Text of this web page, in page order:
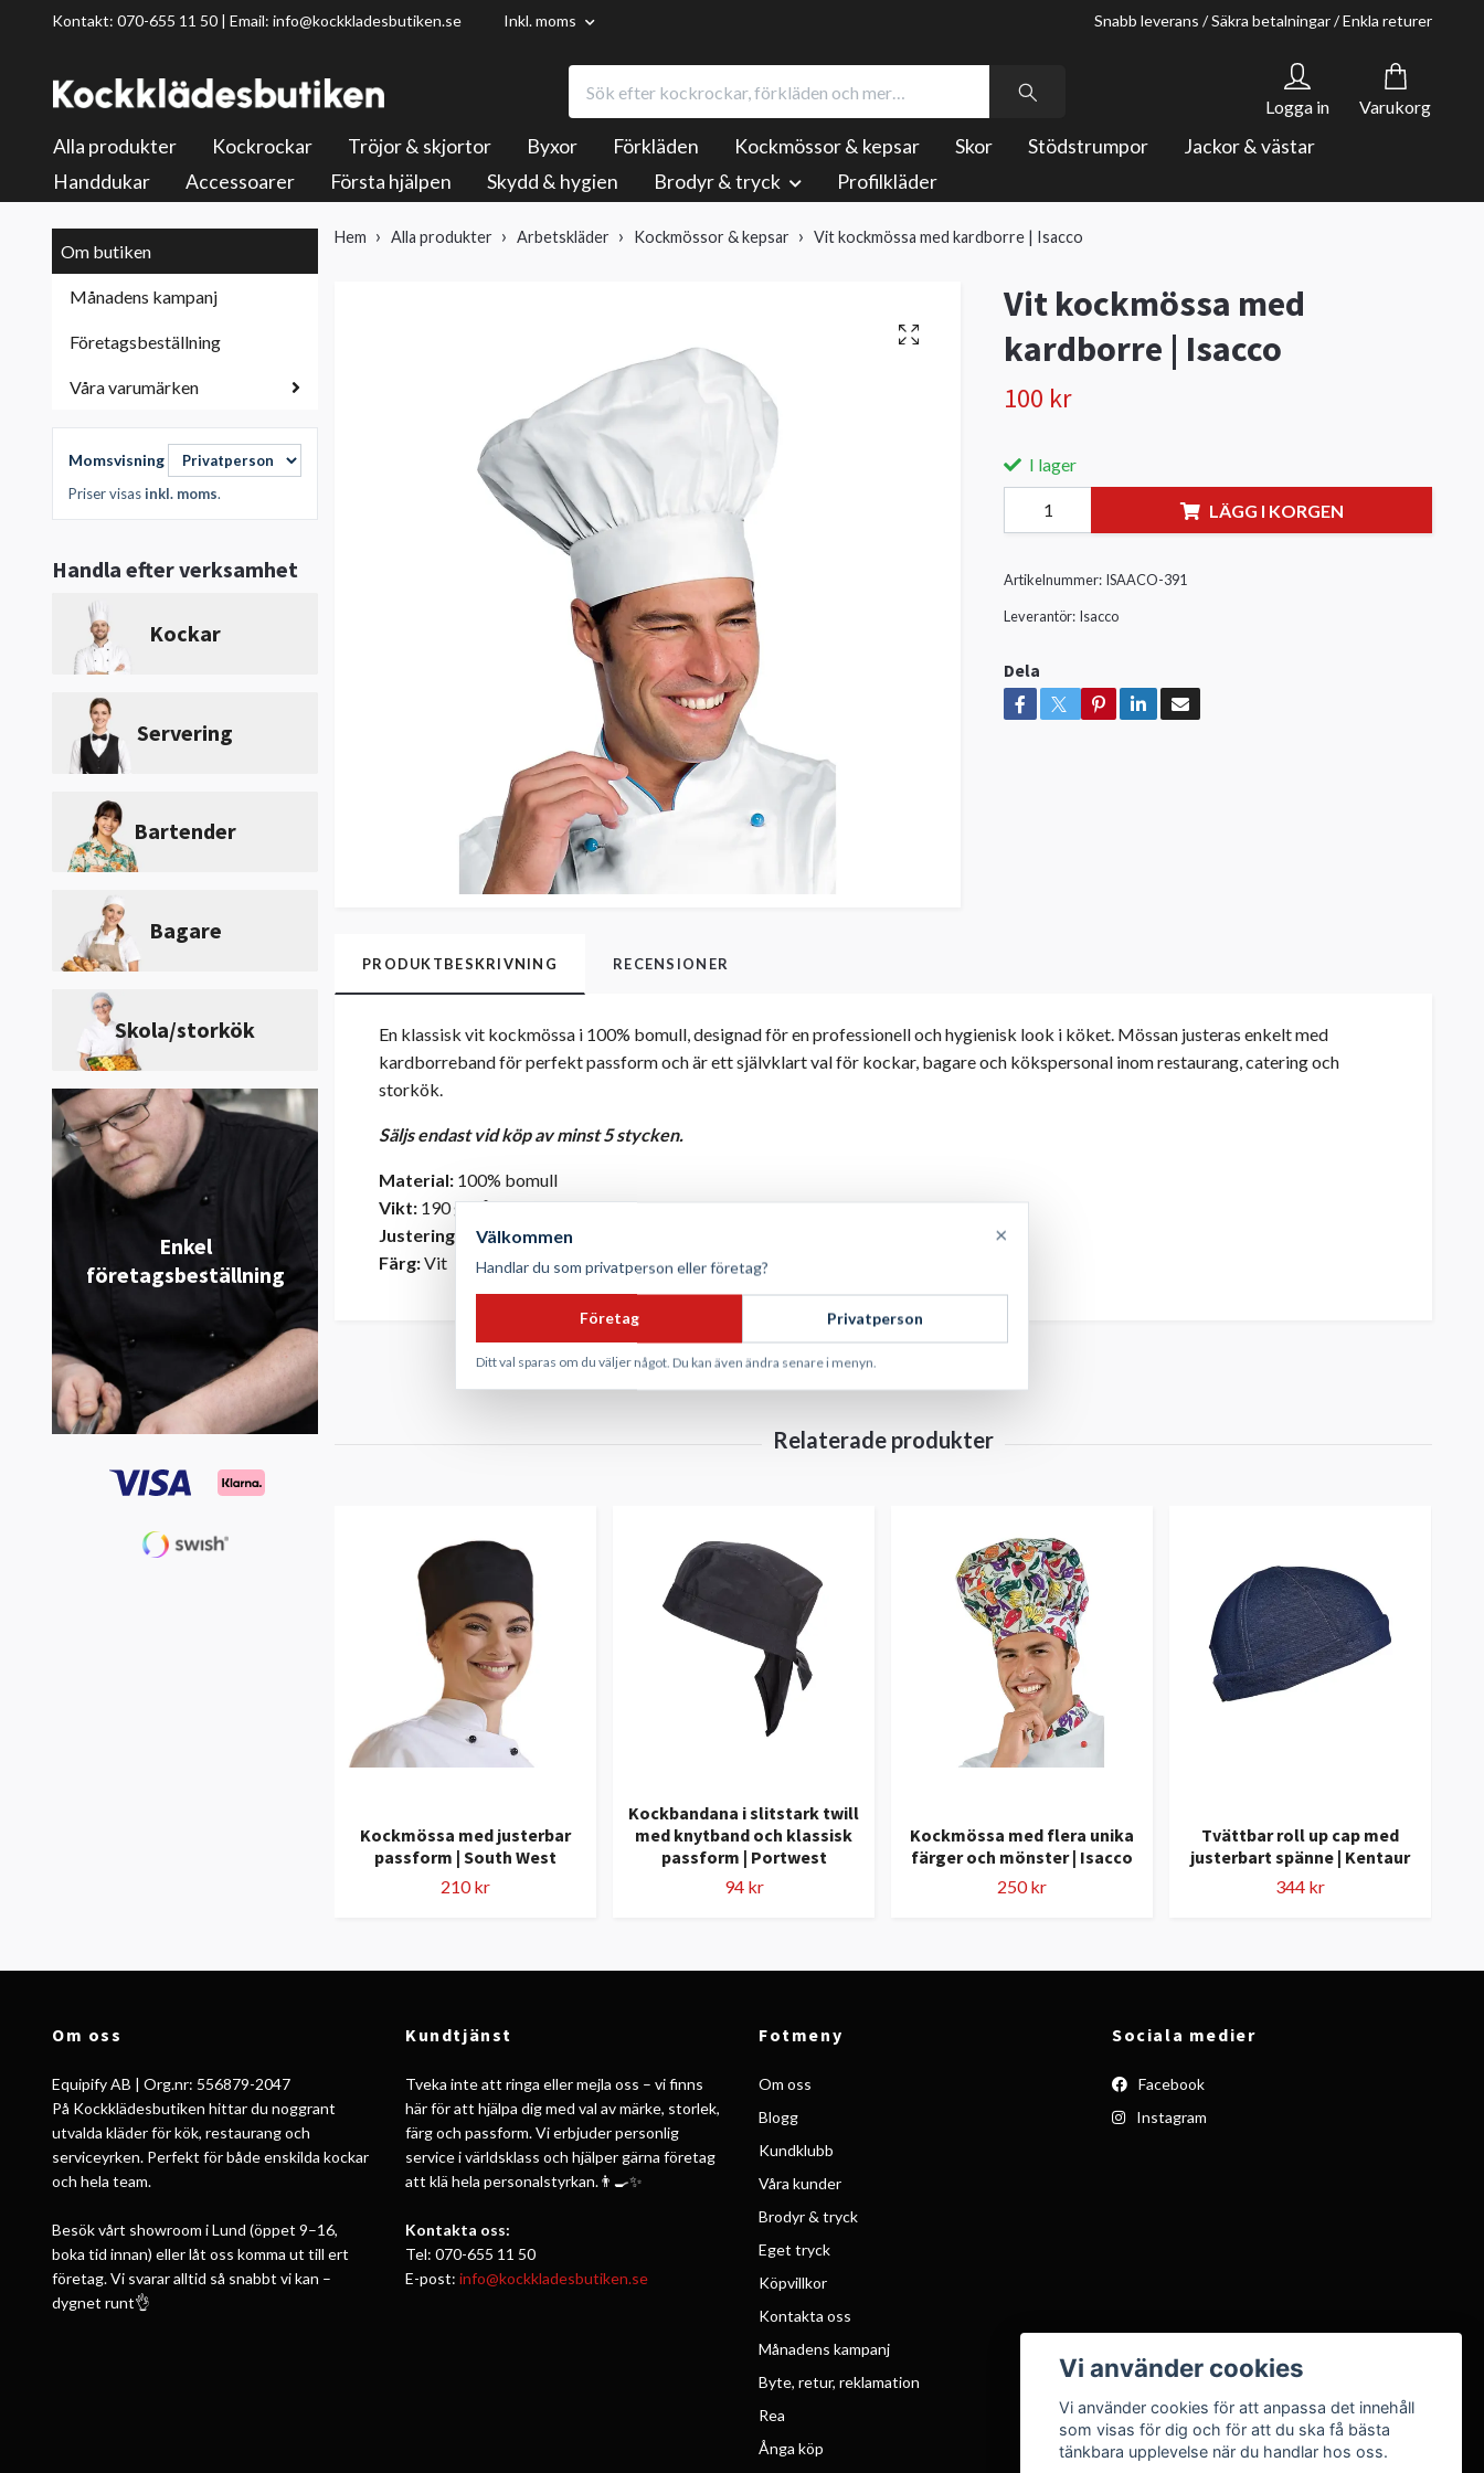
Kontakt: 070-655 11 50 | Email: info@kockkladesbutiken.se Inkl. moms Snabb leverans / Säkra betalningar / Enkla returer
Logga in Varukorg
Alla produkter Kockrockar Tröjor & skjortor Byxor Förkläden Kockmössor & kepsar Skor Stödstrumpor
Jackor & västar
Handdukar
Accessoarer Första hjälpen Skydd & hygien Brodyr & tryck Profilkläder
Om butiken
Månadens kampanj
Företagsbeställning
Våra varumärken
Momsvisning
Priser visasinkl. moms.
Handla efter verksamhet
Kockar
Servering
Bartender
Bagare
Skola/storkök
Enkel
företagsbeställning
Hem Alla produkter Arbetskläder Kockmössor & kepsar Vit kockmössa med kardborre | Isacco
Vit kockmössa med
kardborre | Isacco
100 kr
I lager
LÄGG I KORGEN
Artikelnummer: ISAACO-391
Leverantör: Isacco
Dela
PRODUKTBESKRIVNING RECENSIONER
En klassisk vit kockmössa i 100% bomull, designad för en professionell och hygienisk look i köket. Mössan justeras enkelt med
kardborreband för perfekt passform och är ett självklart val för kockar, bagare och kökspersonal inom restaurang, catering och
storkök.
Säljs endast vid köp av minst 5 stycken.
Material: 100% bomull
Vikt: 190 g/m²
Justering:
Kardborreband
Färg:Vit
Kockmössa med justerbar
passform | South West
210 kr
Kockbandana i slitstark twill
med knytband och klassisk
passform | Portwest
94 kr
Kockmössa med flera unika
färger och mönster | Isacco
250 kr
Tvättbar roll up cap med
justerbart spänne | Kentaur
344 kr
Om oss
Equipify AB | Org.nr: 556879-2047
På Kockklädesbutiken hittar du noggrant
utvalda kläder för kök, restaurang och
serviceyrken. Perfekt för både enskilda kockar
och hela team.
Besök vårt showroom i Lund (öppet 9–16,
boka tid innan) eller låt oss komma ut till ert
företag. Vi svarar alltid så snabbt vi kan –
dygnet runt👌
Kundtjänst
Tveka inte att ringa eller mejla oss – vi finns
här för att hjälpa dig med val av märke, storlek,
färg och passform. Vi erbjuder personlig
service i världsklass och hjälper gärna företag
att klä hela personalstyrkan.👨‍🍳✨
Kontakta oss:
Tel: 070-655 11 50
E-post: info@kockkladesbutiken.se
Fotmeny
Om oss
Blogg
Kundklubb
Våra kunder
Brodyr & tryck
Eget tryck
Köpvillkor
Kontakta oss
Månadens kampanj
Byte, retur, reklamation
Rea
Ånga köp
Sociala medier
Facebook
Instagram
Vi använder cookies
Vi använder cookies för att anpassa det innehåll
som visas för dig och för att du ska få bästa
tänkbara upplevelse när du handlar hos oss.
Välkommen ×
Handlar du som privatperson eller företag?
Företag Privatperson
Ditt val sparas om du väljer något. Du kan även ändra senare i menyn.